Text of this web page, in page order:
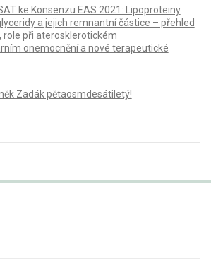
ke Konsenzu EAS 2021: Lipoproteiny
a jejich remnantní částice – přehled
při aterosklerotickém
onemocnění a nové terapeutické
Zadák pětaosmdesátiletý!